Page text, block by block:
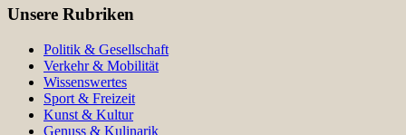
Unsere Rubriken
Politik & Gesellschaft
Verkehr & Mobilität
Wissenswertes
Sport & Freizeit
Kunst & Kultur
Genuss & Kulinarik